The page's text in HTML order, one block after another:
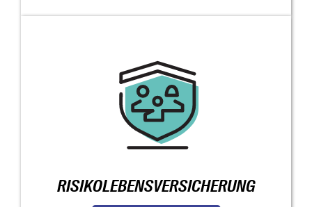
RISIKOLEBENSVERSICHERUNG